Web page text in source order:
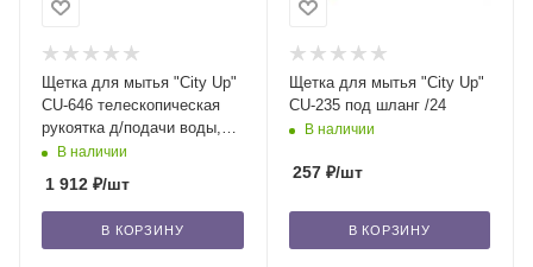
Щетка для мытья "City Up"
CU-646 телескопическая
рукоятка д/подачи воды,
широкая голова /12
В наличии
1 912 ₽/шт
В КОРЗИНУ
Щетка для мытья "City Up"
CU-235 под шланг /24
В наличии
257₽/шт
В КОРЗИНУ